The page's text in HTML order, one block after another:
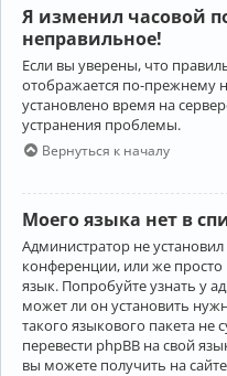
Я изменил часовой
неправильное!
Если вы уверены, что
отображается по-прежнему
установлено время на
устранения проблемы.
Вернуться к началу
Моего языка нет в
Администратор не
конференции, или же
язык. Попробуйте узнать у
может ли он установить
такого языкового пакета не
перевести phpBB на свой
вы можете получить на сайте